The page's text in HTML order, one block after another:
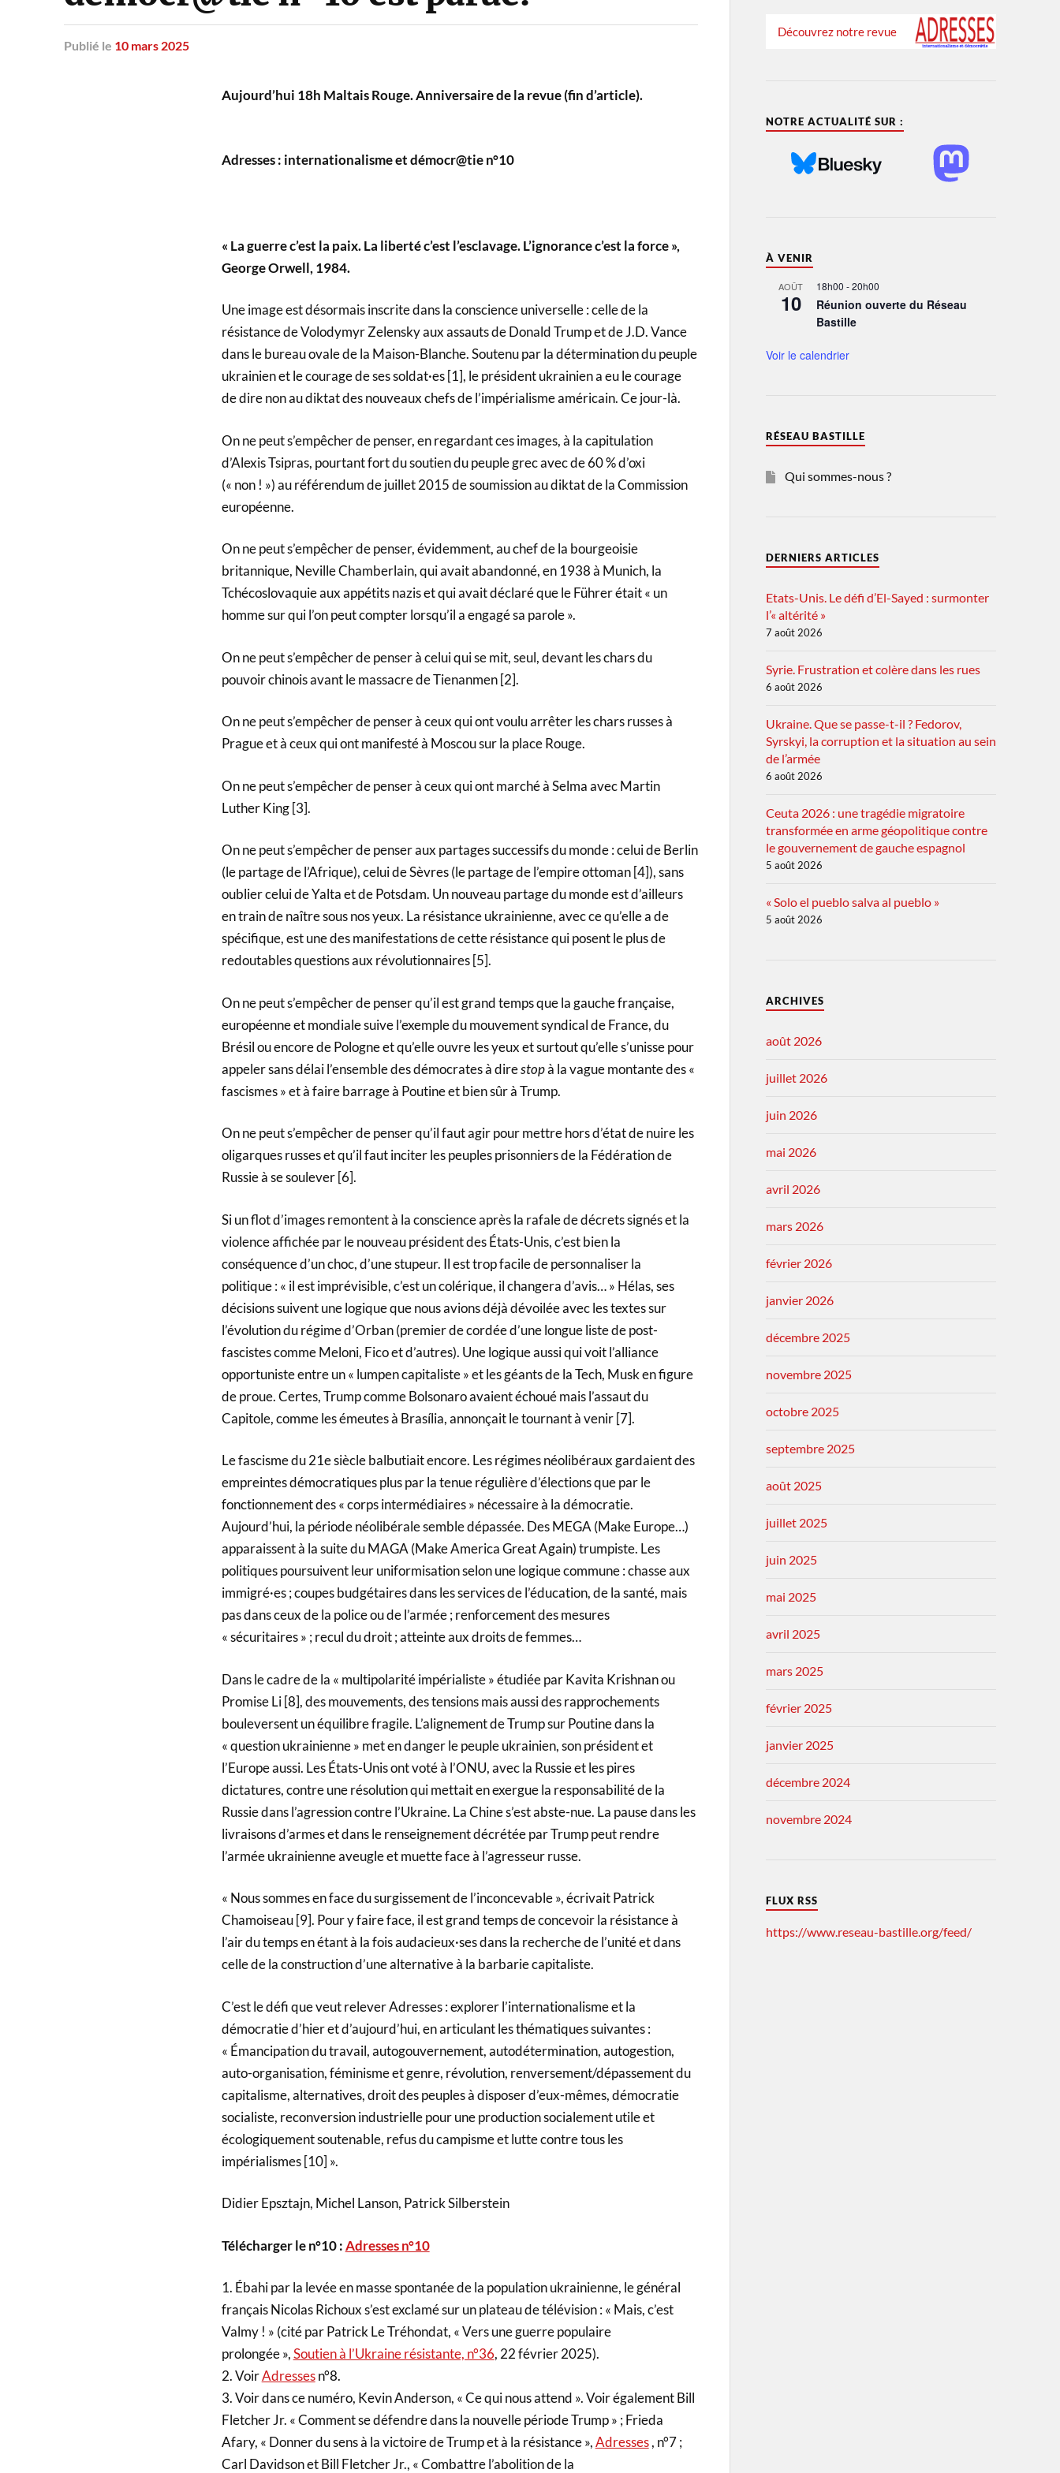
Publié le 10 mars 2025
Aujourd’hui 18h Maltais Rouge. Anniversaire de la revue (fin d’article).
Adresses : internationalisme et démocr@tie n°10
« La guerre c’est la paix. La liberté c’est l’esclavage. L’ignorance c’est la force »,
George Orwell, 1984.
Une image est désormais inscrite dans la conscience universelle : celle de la
résistance de Volodymyr Zelensky aux assauts de Donald Trump et de J.D. Vance
dans le bureau ovale de la Maison-Blanche. Soutenu par la détermination du peuple
ukrainien et le courage de ses soldat·es [1], le président ukrainien a eu le courage
de dire non au diktat des nouveaux chefs de l’impérialisme américain. Ce jour-là.
On ne peut s’empêcher de penser, en regardant ces images, à la capitulation
d’Alexis Tsipras, pourtant fort du soutien du peuple grec avec de 60 % d’oxi
(« non ! ») au référendum de juillet 2015 de soumission au diktat de la Commission
européenne.
On ne peut s’empêcher de penser, évidemment, au chef de la bourgeoisie
britannique, Neville Chamberlain, qui avait abandonné, en 1938 à Munich, la
Tchécoslovaquie aux appétits nazis et qui avait déclaré que le Führer était « un
homme sur qui l’on peut compter lorsqu’il a engagé sa parole ».
On ne peut s’empêcher de penser à celui qui se mit, seul, devant les chars du
pouvoir chinois avant le massacre de Tienanmen [2].
On ne peut s’empêcher de penser à ceux qui ont voulu arrêter les chars russes à
Prague et à ceux qui ont manifesté à Moscou sur la place Rouge.
On ne peut s’empêcher de penser à ceux qui ont marché à Selma avec Martin
Luther King [3].
On ne peut s’empêcher de penser aux partages successifs du monde : celui de Berlin
(le partage de l’Afrique), celui de Sèvres (le partage de l’empire ottoman [4]), sans
oublier celui de Yalta et de Potsdam. Un nouveau partage du monde est d’ailleurs
en train de naître sous nos yeux. La résistance ukrainienne, avec ce qu’elle a de
spécifique, est une des manifestations de cette résistance qui posent le plus de
redoutables questions aux révolutionnaires [5].
On ne peut s’empêcher de penser qu’il est grand temps que la gauche française,
européenne et mondiale suive l’exemple du mouvement syndical de France, du
Brésil ou encore de Pologne et qu’elle ouvre les yeux et surtout qu’elle s’unisse pour
appeler sans délai l’ensemble des démocrates à direstopà la vague montante des «
fascismes » et à faire barrage à Poutine et bien sûr à Trump.
On ne peut s’empêcher de penser qu’il faut agir pour mettre hors d’état de nuire les
oligarques russes et qu’il faut inciter les peuples prisonniers de la Fédération de
Russie à se soulever [6].
Si un flot d’images remontent à la conscience après la rafale de décrets signés et la
violence affichée par le nouveau président des États-Unis, c’est bien la
conséquence d’un choc, d’une stupeur. Il est trop facile de personnaliser la
politique : « il est imprévisible, c’est un colérique, il changera d’avis… » Hélas, ses
décisions suivent une logique que nous avions déjà dévoilée avec les textes sur
l’évolution du régime d’Orban (premier de cordée d’une longue liste de post-
fascistes comme Meloni, Fico et d’autres). Une logique aussi qui voit l’alliance
opportuniste entre un « lumpen capitaliste » et les géants de la Tech, Musk en figure
de proue. Certes, Trump comme Bolsonaro avaient échoué mais l’assaut du
Capitole, comme les émeutes à Brasília, annonçait le tournant à venir [7].
Le fascisme du 21e siècle balbutiait encore. Les régimes néolibéraux gardaient des
empreintes démocratiques plus par la tenue régulière d’élections que par le
fonctionnement des « corps intermédiaires » nécessaire à la démocratie.
Aujourd’hui, la période néolibérale semble dépassée. Des MEGA (Make Europe…)
apparaissent à la suite du MAGA (Make America Great Again) trumpiste. Les
politiques poursuivent leur uniformisation selon une logique commune : chasse aux
immigré·es ; coupes budgétaires dans les services de l’éducation, de la santé, mais
pas dans ceux de la police ou de l’armée ; renforcement des mesures
« sécuritaires » ; recul du droit ; atteinte aux droits de femmes…
Dans le cadre de la « multipolarité impérialiste » étudiée par Kavita Krishnan ou
Promise Li [8], des mouvements, des tensions mais aussi des rapprochements
bouleversent un équilibre fragile. L’alignement de Trump sur Poutine dans la
« question ukrainienne » met en danger le peuple ukrainien, son président et
l’Europe aussi. Les États-Unis ont voté à l’ONU, avec la Russie et les pires
dictatures, contre une résolution qui mettait en exergue la responsabilité de la
Russie dans l’agression contre l’Ukraine. La Chine s’est abste-nue. La pause dans les
livraisons d’armes et dans le renseignement décrétée par Trump peut rendre
l’armée ukrainienne aveugle et muette face à l’agresseur russe.
« Nous sommes en face du surgissement de l’inconcevable », écrivait Patrick
Chamoiseau [9]. Pour y faire face, il est grand temps de concevoir la résistance à
l’air du temps en étant à la fois audacieux·ses dans la recherche de l’unité et dans
celle de la construction d’une alternative à la barbarie capitaliste.
C’est le défi que veut relever Adresses : explorer l’internationalisme et la
démocratie d’hier et d’aujourd’hui, en articulant les thématiques suivantes :
« Émancipation du travail, autogouvernement, autodétermination, autogestion,
auto-organisation, féminisme et genre, révolution, renversement/dépassement du
capitalisme, alternatives, droit des peuples à disposer d’eux-mêmes, démocratie
socialiste, reconversion industrielle pour une production socialement utile et
écologiquement soutenable, refus du campisme et lutte contre tous les
impérialismes [10] ».
Didier Epsztajn, Michel Lanson, Patrick Silberstein
Télécharger le n°10 :Adresses n°10
1. Ébahi par la levée en masse spontanée de la population ukrainienne, le général
français Nicolas Richoux s’est exclamé sur un plateau de télévision : « Mais, c’est
Valmy ! » (cité par Patrick Le Tréhondat, « Vers une guerre populaire
prolongée »,Soutien à l’Ukraine résistante, n°36, 22 février 2025).
2. VoirAdressesn°8.
3. Voir dans ce numéro, Kevin Anderson, « Ce qui nous attend ». Voir également Bill
Fletcher Jr. « Comment se défendre dans la nouvelle période Trump » ; Frieda
Afary, « Donner du sens à la victoire de Trump et à la résistance »,Adresses, n°7 ;
Carl Davidson et Bill Fletcher Jr., « Combattre l’abolition de la
Découvrez notre revue
NOTRE ACTUALITÉ SUR :
À VENIR
AOÛT
10
18h00 -20h00
Réunion ouverte du Réseau
Bastille
Voir le calendrier
RÉSEAU BASTILLE
Qui sommes-nous ?
DERNIERS ARTICLES
Etats-Unis. Le défi d’El-Sayed : surmonter
l’« altérité »
7 août 2026
Syrie. Frustration et colère dans les rues
6 août 2026
Ukraine. Que se passe-t-il ? Fedorov,
Syrskyi, la corruption et la situation au sein
de l’armée
6 août 2026
Ceuta 2026 : une tragédie migratoire
transformée en arme géopolitique contre
le gouvernement de gauche espagnol
5 août 2026
« Solo el pueblo salva al pueblo »
5 août 2026
ARCHIVES
août 2026
juillet 2026
juin 2026
mai 2026
avril 2026
mars 2026
février 2026
janvier 2026
décembre 2025
novembre 2025
octobre 2025
septembre 2025
août 2025
juillet 2025
juin 2025
mai 2025
avril 2025
mars 2025
février 2025
janvier 2025
décembre 2024
novembre 2024
FLUX RSS
https://www.reseau-bastille.org/feed/